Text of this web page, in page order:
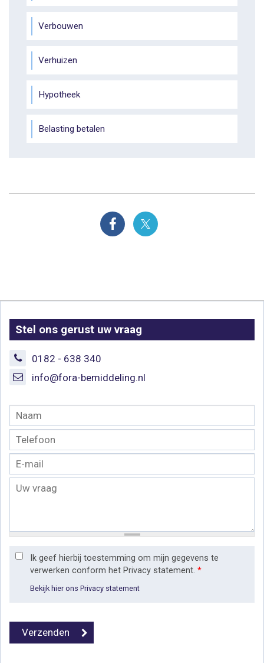
Verbouwen
Verhuizen
Hypotheek
Belasting betalen
Stel ons gerust uw vraag
0182 - 638 340
info@fora-bemiddeling.nl
Ik geef hierbij toestemming om mijn gegevens te
verwerken conform het Privacy statement. *
Bekijk hier ons Privacy statement